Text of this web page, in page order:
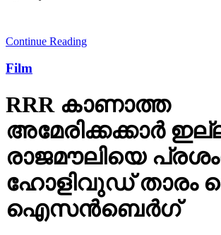
Continue Reading
Film
RRR കാണാത്ത
അമേരിക്കക്കാര്‍
രാജമൗലിയെ
ഹോളിവുഡ് താരം
ഐസന്‍ബെര്‍ഗ്